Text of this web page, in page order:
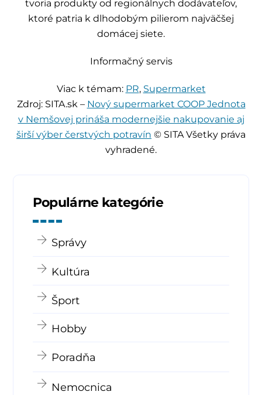
tvoria produkty od regionálnych dodávateľov,
ktoré patria k dlhodobým pilierom najväčšej
domácej siete.
Informačný servis
Viac k témam: PR, Supermarket
Zdroj: SITA.sk – Nový supermarket COOP Jednota
v Nemšovej prináša modernejšie nakupovanie aj
širší výber čerstvých potravín © SITA Všetky práva
vyhradené.
Populárne kategórie
Správy
Kultúra
Šport
Hobby
Poradňa
Nemocnica